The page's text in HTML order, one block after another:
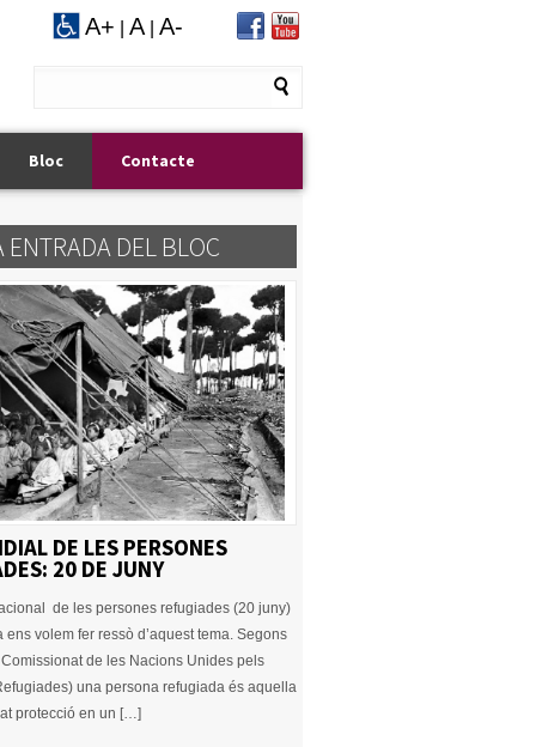
A+ A A-
Bloc Contacte
ENTRADA DEL BLOC
DE LES PERSONES
20 DE JUNY
de les persones refugiades (20 juny)
ens volem fer ressò d’aquest tema. Segons
de les Nacions Unides pels
una persona refugiada és aquella
protecció en un […]